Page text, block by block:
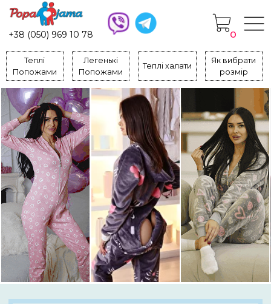
+38 (050) 969 10 78
Попожами
Попожами
розмір
Подарунок коханій для холодних
осінніх вечорів
Теплі піжами Попажами
Замовлення, прийняті до 17:00,
відправляються в той же день.